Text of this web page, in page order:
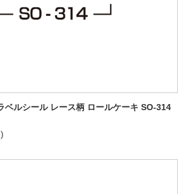
ベルシール レース柄 ロールケーキ SO-314